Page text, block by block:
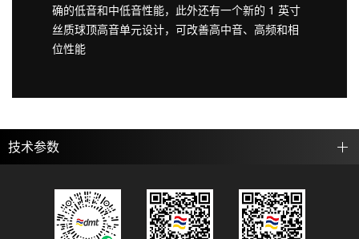
确的低音和中低音性能，此外还有一个新的 1 英寸
丝质球顶高音单元设计，可改善高中音、高频和相
位性能
技术参数